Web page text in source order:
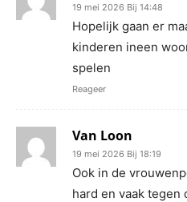
19 mei 2026 Bij 14:48
Hopelijk gaan er
kinderen ineen
spelen
Reageer
Van Loon
19 mei 2026 Bij 18:19
Ook in de
hard en vaak